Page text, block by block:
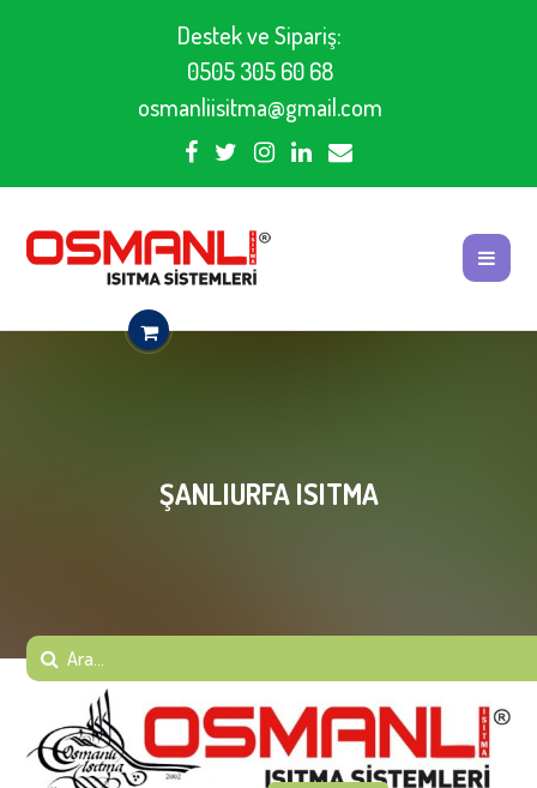
Destek ve Sipariş:
0505 305 60 68
osmanliisitma@gmail.com
ŞANLIURFA ISITMA